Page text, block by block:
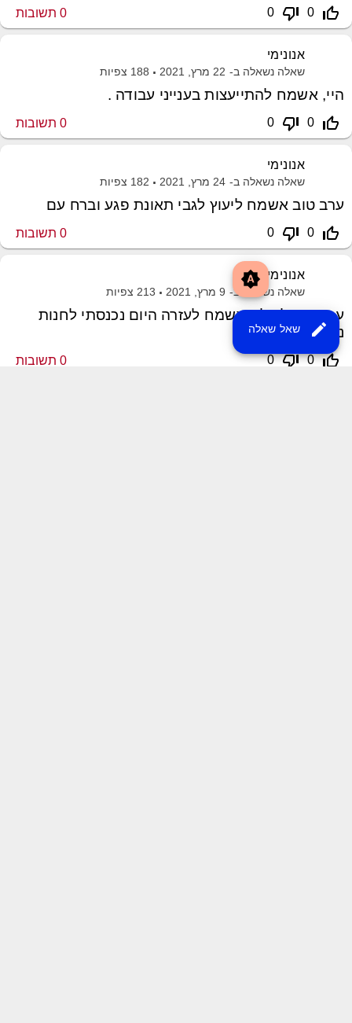
brightness_auto
edit שאל שאלה
thumb_up_off_alt
0
thumb_down_off_alt
0
0 תשובות
אנונימי
שאלה נשאלה ב- 22 מרץ, 2021 188 צפיות
היי, אשמח להתייעצות בענייני עבודה .
thumb_up_off_alt
0
thumb_down_off_alt
0
0 תשובות
אנונימי
שאלה נשאלה ב- 24 מרץ, 2021 182 צפיות
ערב טוב אשמח ליעוץ לגבי תאונת פגע וברח עם
thumb_up_off_alt
0
thumb_down_off_alt
0
0 תשובות
אנונימי
שאלה נשאלה ב- 9 מרץ, 2021 213 צפיות
ערב טוב לכולם אשמח לעזרה היום נכנסתי לחנות
נעליים
thumb_up_off_alt
0
thumb_down_off_alt
0
0 תשובות